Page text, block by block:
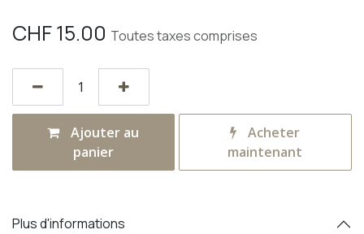
CHF15.00 Toutes taxes comprises
Ajouter au
panier
Acheter
maintenant
Plus d'informations